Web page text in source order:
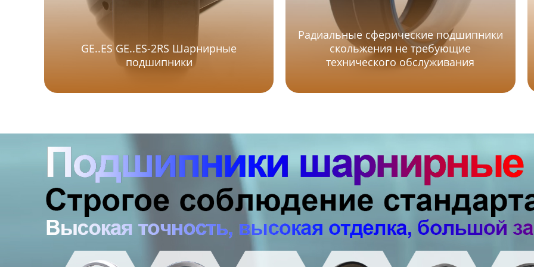
GE..ES GE..ES-2RS Шарнирные
подшипники
Радиальные сферические подшипники
скольжения не требующие
технического обслуживания